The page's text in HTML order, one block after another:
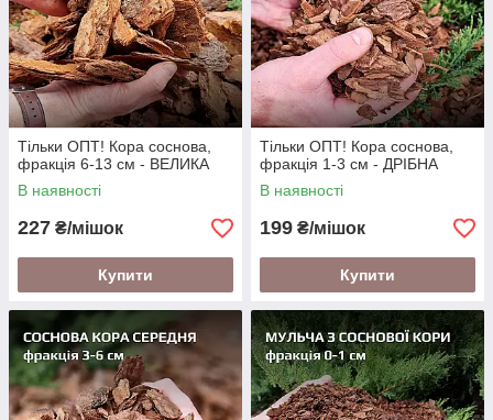
Тільки ОПТ! Кора соснова,
фракція 6-13 см - ВЕЛИКА
В наявності
227 ₴/мішок
Купити
Тільки ОПТ! Кора соснова,
фракція 1-3 см - ДРІБНА
В наявності
199 ₴/мішок
Купити